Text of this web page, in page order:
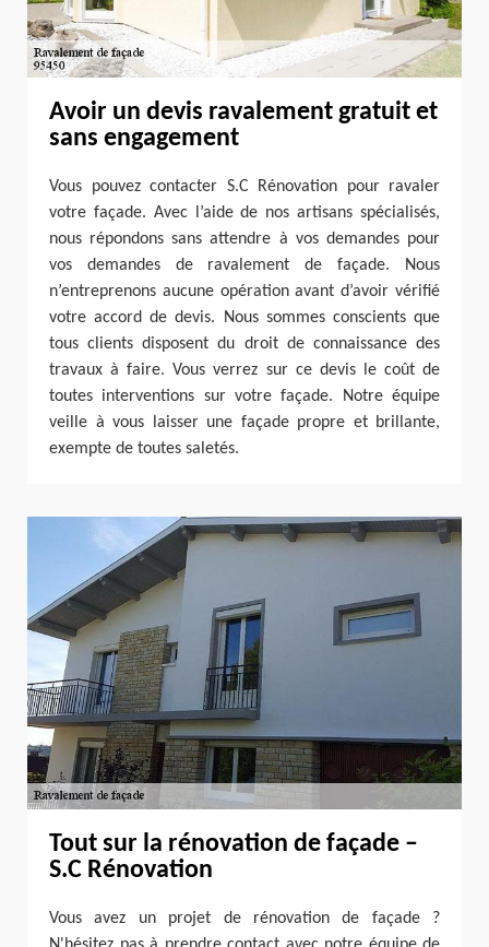
Avoir un devis ravalement gratuit et
sans engagement
Vous pouvez contacter S.C Rénovation pour ravaler
votre façade. Avec l’aide de nos artisans spécialisés,
nous répondons sans attendre à vos demandes pour
vos demandes de ravalement de façade. Nous
n’entreprenons aucune opération avant d’avoir vérifié
votre accord de devis. Nous sommes conscients que
tous clients disposent du droit de connaissance des
travaux à faire. Vous verrez sur ce devis le coût de
toutes interventions sur votre façade. Notre équipe
veille à vous laisser une façade propre et brillante,
exempte de toutes saletés.
Tout sur la rénovation de façade –
S.C Rénovation
Vous avez un projet de rénovation de façade ?